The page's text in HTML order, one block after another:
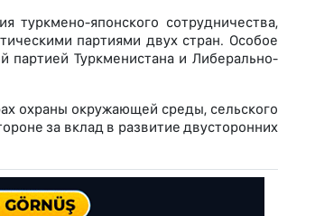
туркмено-японского сотрудничества,
партиями двух стран. Особое
Туркменистана и Либерально-
охраны окружающей среды, сельского
за вклад в развитие двусторонних